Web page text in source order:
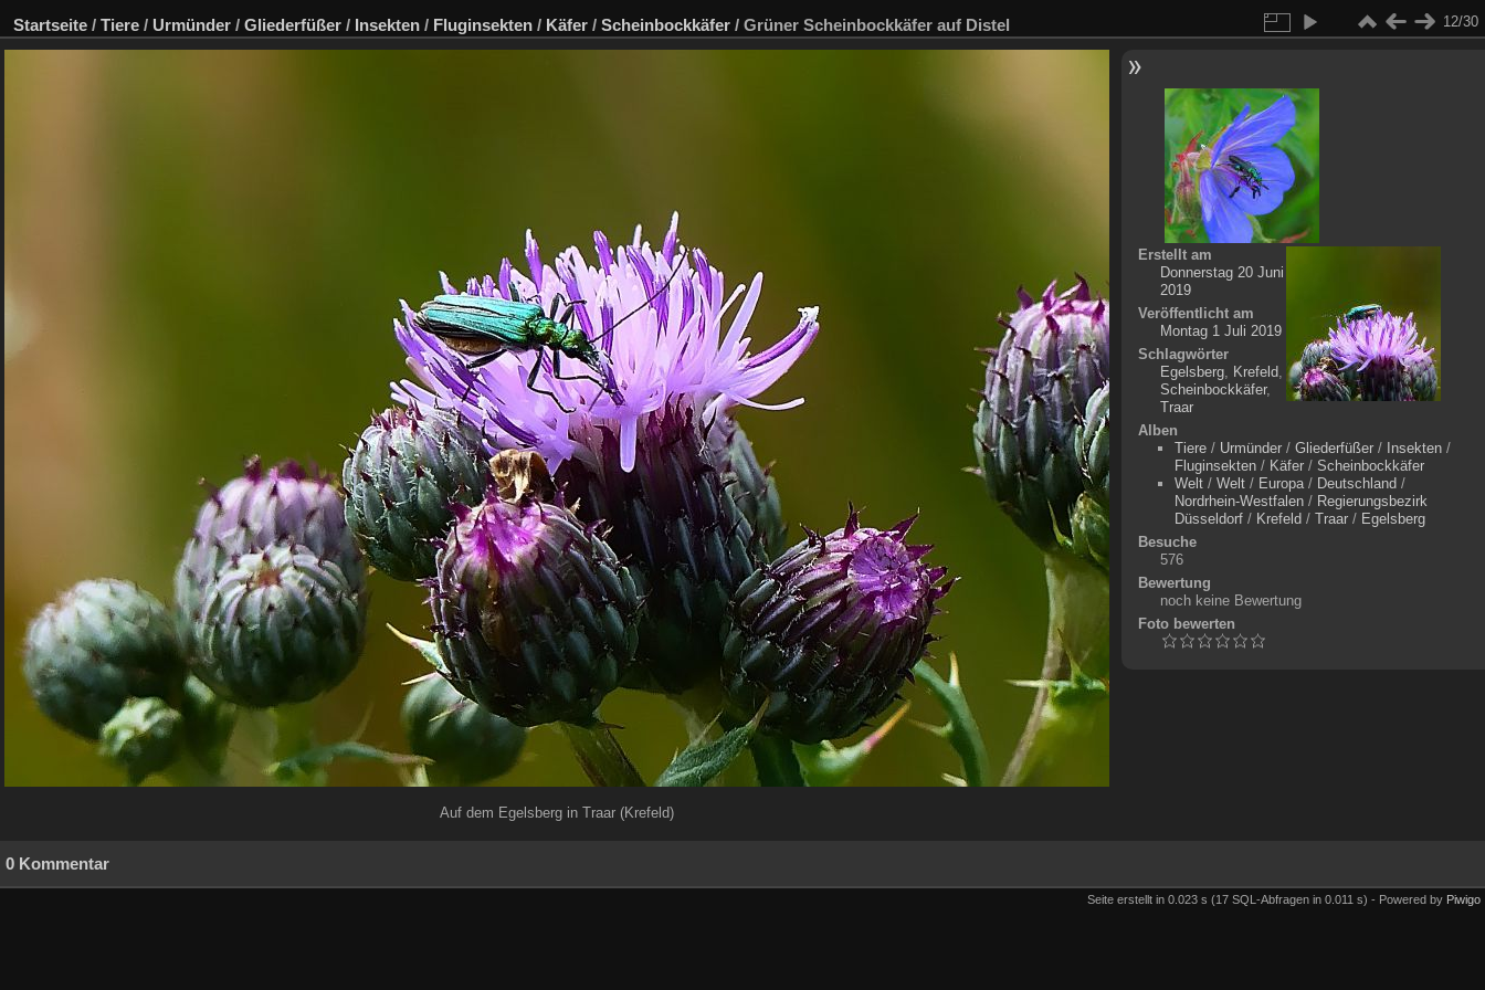
Startseite / Tiere / Urmünder / Gliederfüßer / Insekten / Fluginsekten / Käfer / Scheinbockkäfer / Grüner Scheinbockkäfer auf Distel 12/30
Auf dem Egelsberg in Traar (Krefeld)
Erstellt am
Donnerstag 20 Juni
2019
Veröffentlicht am
Montag 1 Juli 2019
Schlagwörter
Egelsberg, Krefeld,
Scheinbockkäfer,
Traar
Alben
Tiere/ Urmünder/ Gliederfüßer/ Insekten/
Fluginsekten/ Käfer/ Scheinbockkäfer
Welt/ Welt/ Europa/ Deutschland /
Nordrhein-Westfalen/ Regierungsbezirk
Düsseldorf/ Krefeld / Traar/ Egelsberg
Besuche
576
Bewertung
noch keine Bewertung
Foto bewerten
0 Kommentar
Seite erstellt in 0.023 s (17 SQL-Abfragen in 0.011 s) - Powered by Piwigo